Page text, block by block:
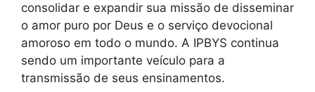
consolidar e expandir sua missão de disseminar
o amor puro por Deus e o serviço devocional
amoroso em todo o mundo. A IPBYS continua
sendo um importante veículo para a
transmissão de seus ensinamentos.